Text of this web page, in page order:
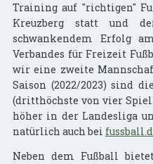
Training auf "richtigen"
Kreuzberg statt und
schwankendem Erfolg
Verbandes für Freizeit
wir eine zweite
Saison (2022/2023) sind
(dritthöchste von vier
höher in der Landesliga
natürlich auch bei
Neben dem Fußball